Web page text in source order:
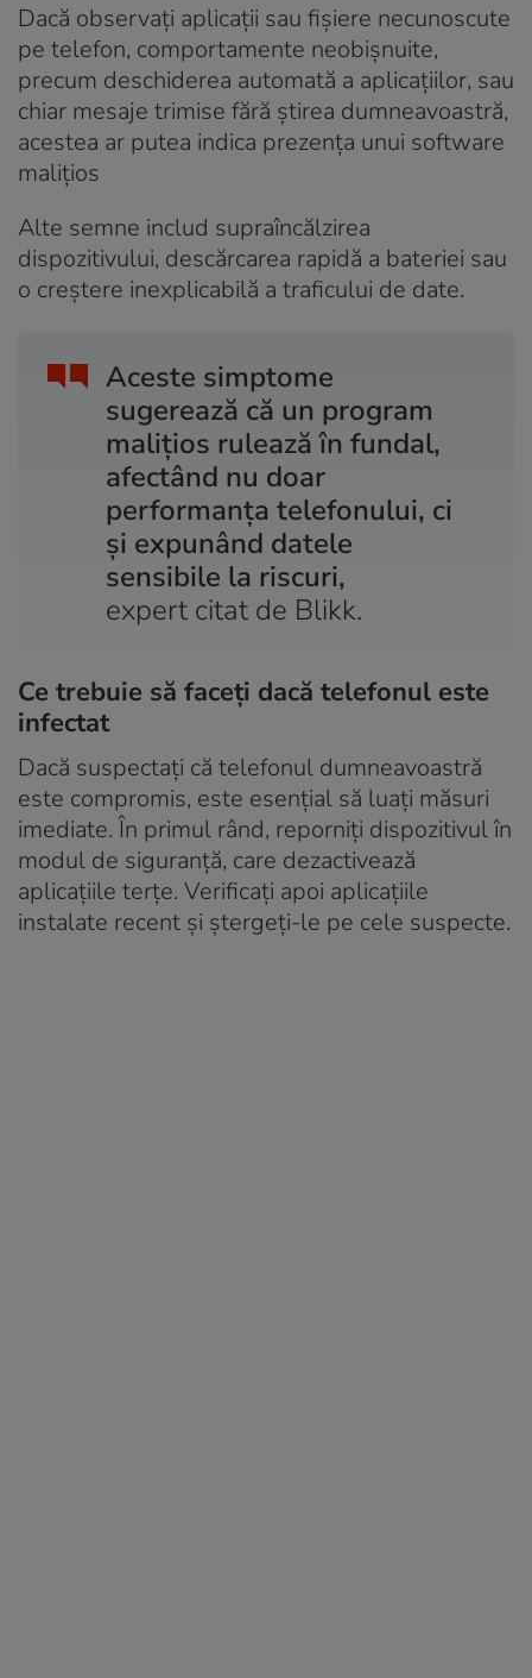
Dacă observați aplicații sau fișiere necunoscute
pe telefon, comportamente neobișnuite,
precum deschiderea automată a aplicațiilor, sau
chiar mesaje trimise fără știrea dumneavoastră,
acestea ar putea indica prezența unui software
malițios
Alte semne includ supraîncălzirea
dispozitivului, descărcarea rapidă a bateriei sau
o creștere inexplicabilă a traficului de date.
Aceste simptome
sugerează că un program
malițios rulează în fundal,
afectând nu doar
performanța telefonului, ci
și expunând datele
sensibile la riscuri,
expert citat de Blikk.
Ce trebuie să faceți dacă telefonul este
infectat
Dacă suspectați că telefonul dumneavoastră
este compromis, este esențial să luați măsuri
imediate. În primul rând, reporniți dispozitivul în
modul de siguranță, care dezactivează
aplicațiile terțe. Verificați apoi aplicațiile
instalate recent și ștergeți-le pe cele suspecte.